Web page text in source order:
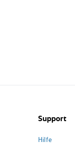
Support
Hilfe